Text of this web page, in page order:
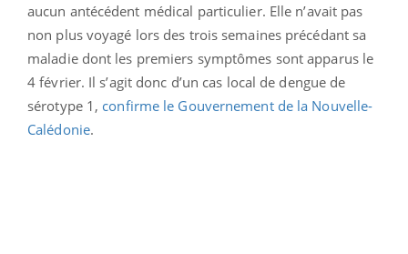
aucun antécédent médical particulier. Elle n’avait pas
non plus voyagé lors des trois semaines précédant sa
maladie dont les premiers symptômes sont apparus le
4 février. Il s’agit donc d’un cas local de dengue de
sérotype 1, confirme le Gouvernement de la Nouvelle-
Calédonie.